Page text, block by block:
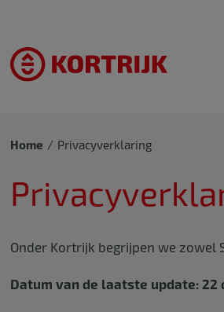
Home Privacyverklaring
Onder Kortrijk begrijpen we zowel
Datum van de laatste update: 22